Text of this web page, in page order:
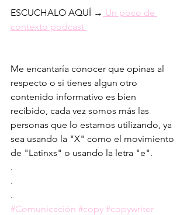
ESCUCHALO AQUÍ → Un poco de
contexto podcast
Me encantaría conocer que opinas al
respecto o si tienes algun otro
contenido informativo es bien
recibido, cada vez somos más las
personas que lo estamos utilizando, ya
sea usando la "X" como el movimiento
de "Latinxs" o usando la letra "e".
.
.
.
#Comunicación #copy #copywriter